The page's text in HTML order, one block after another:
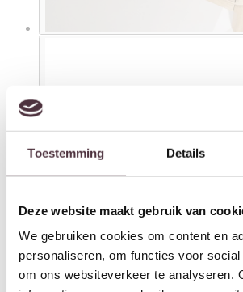
Toestemming Details
We gebruiken cookies om content en
personaliseren, om functies voor social
om ons websiteverkeer te analyseren.
informatie over uw gebruik van onze